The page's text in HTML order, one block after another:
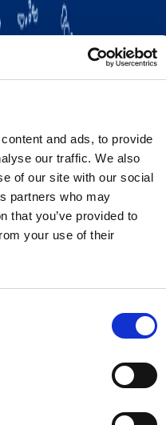
and ads, to provide
our traffic. We also
of our site with our social
partners who may
that you’ve provided to
your use of their